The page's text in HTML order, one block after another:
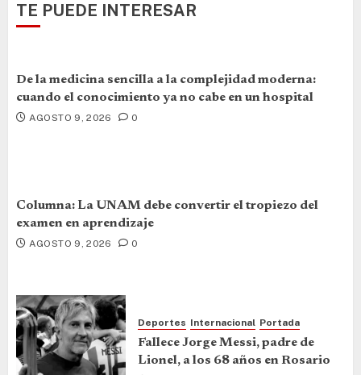
TE PUEDE INTERESAR
De la medicina sencilla a la complejidad moderna:
cuando el conocimiento ya no cabe en un hospital
AGOSTO 9, 2026 0
Columna: La UNAM debe convertir el tropiezo del
examen en aprendizaje
AGOSTO 9, 2026 0
Deportes Internacional Portada
Fallece Jorge Messi, padre de
Lionel, a los 68 años en Rosario